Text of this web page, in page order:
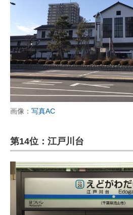
画像： 写真AC
第14位：江戸川台